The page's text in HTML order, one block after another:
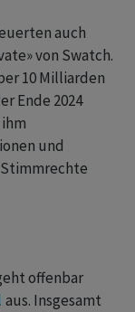
auch
von Swatch.
10 Milliarden
Ende 2024
und
Stimmrechte
offenbar
aus. Insgesamt